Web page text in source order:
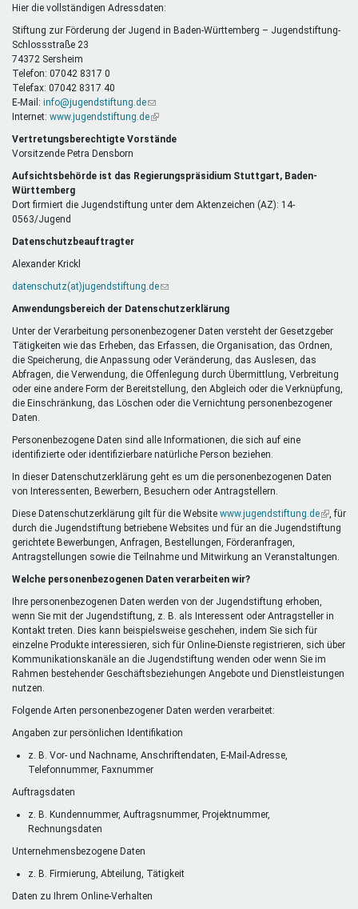
E-
Mail)
Hier die vollständigen Adressdaten:
Stiftung zur Förderung der Jugend in Baden-Württemberg – Jugendstiftung-
Schlossstraße 23
74372 Sersheim
Telefon: 07042 8317 0
Telefax: 07042 8317 40
E-Mail: info@jugendstiftung.de(Link
sendet
Mail)
Internet: www.jugendstiftung.de(Link
extern)
Vertretungsberechtigte Vorstände
Vorsitzende Petra Densborn
Aufsichtsbehörde ist das Regierungspräsidium Stuttgart, Baden-
Württemberg
Dort firmiert die Jugendstiftung unter dem Aktenzeichen (AZ): 14-
0563/Jugend
Datenschutzbeauftragter
Alexander Krickl
datenschutz(at)jugendstiftung.de(Link
E-
Mail)
Anwendungsbereich der Datenschutzerklärung
Unter der Verarbeitung personenbezogener Daten versteht der Gesetzgeber
Tätigkeiten wie das Erheben, das Erfassen, die Organisation, das Ordnen,
die Speicherung, die Anpassung oder Veränderung, das Auslesen, das
Abfragen, die Verwendung, die Offenlegung durch Übermittlung, Verbreitung
oder eine andere Form der Bereitstellung, den Abgleich oder die Verknüpfung,
die Einschränkung, das Löschen oder die Vernichtung personenbezogener
Daten.
Personenbezogene Daten sind alle Informationen, die sich auf eine
identifizierte oder identifizierbare natürliche Person beziehen.
In dieser Datenschutzerklärung geht es um die personenbezogenen Daten
von Interessenten, Bewerbern, Besuchern oder Antragstellern.
Diese Datenschutzerklärung gilt für die Website www.jugendstiftung.de(Link
ist
, für
durch die Jugendstiftung betriebene Websites und für an die Jugendstiftung
gerichtete Bewerbungen, Anfragen, Bestellungen, Förderanfragen,
Antragstellungen sowie die Teilnahme und Mitwirkung an Veranstaltungen.
Welche personenbezogenen Daten verarbeiten wir?
Ihre personenbezogenen Daten werden von der Jugendstiftung erhoben,
wenn Sie mit der Jugendstiftung, z. B. als Interessent oder Antragsteller in
Kontakt treten. Dies kann beispielsweise geschehen, indem Sie sich für
einzelne Produkte interessieren, sich für Online-Dienste registrieren, sich über
Kommunikationskanäle an die Jugendstiftung wenden oder wenn Sie im
Rahmen bestehender Geschäftsbeziehungen Angebote und Dienstleistungen
nutzen.
Folgende Arten personenbezogener Daten werden verarbeitet:
Angaben zur persönlichen Identifikation
z. B. Vor- und Nachname, Anschriftendaten, E-Mail-Adresse,
Telefonnummer, Faxnummer
Auftragsdaten
z. B. Kundennummer, Auftragsnummer, Projektnummer,
Rechnungsdaten
Unternehmensbezogene Daten
z. B. Firmierung, Abteilung, Tätigkeit
Daten zu Ihrem Online-Verhalten